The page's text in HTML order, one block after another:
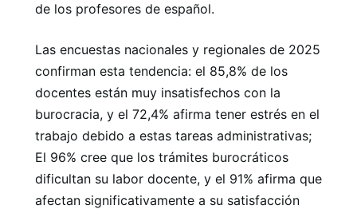
de los profesores de español.
Las encuestas nacionales y regionales de 2025
confirman esta tendencia: el 85,8% de los
docentes están muy insatisfechos con la
burocracia, y el 72,4% afirma tener estrés en el
trabajo debido a estas tareas administrativas;
El 96% cree que los trámites burocráticos
dificultan su labor docente, y el 91% afirma que
afectan significativamente a su satisfacción